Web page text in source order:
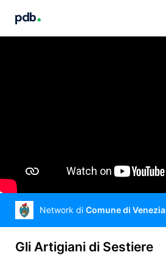
Network di Comune di Venezia
Gli Artigiani di Sestiere